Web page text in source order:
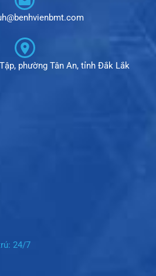
phường Tân An, tỉnh Đắk Lắk
24/7